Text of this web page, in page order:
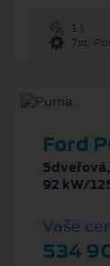
1 l
7st.
Ford
92 kW/
Vaše
534